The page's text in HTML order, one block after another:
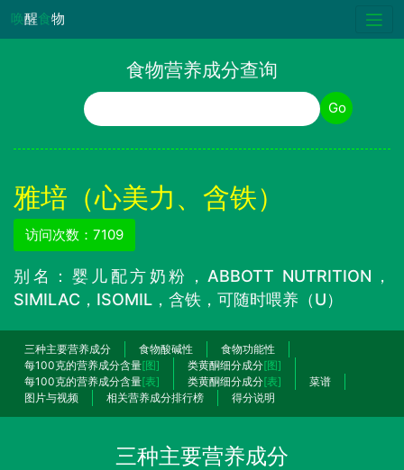
唤醒食物
食物营养成分查询
食物名称 Go
雅培（心美力、含铁）
访问次数：7109
别名：婴儿配方奶粉，ABBOTT NUTRITION，
SIMILAC，ISOMIL，含铁，可随时喂养（U）
三种主要营养成分 食物酸碱性
食物功能性
每100克的营养成分含量[图] 类黄酮细分成分[图]
每100克的营养成分含量[表] 类黄酮细分成分[表]
菜谱
图片与视频
相关营养成分排行榜 得分说明
三种主要营养成分